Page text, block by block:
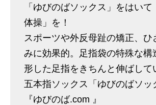
「ゆびのばソックス」をはい
体操」を！
スポーツや外反母趾の矯正、ひ
みに効果的。足指袋の特殊な構
形した足指をきちんと伸ばして
五本指ソックス「ゆびのばソッ
『ゆびのば.com 』